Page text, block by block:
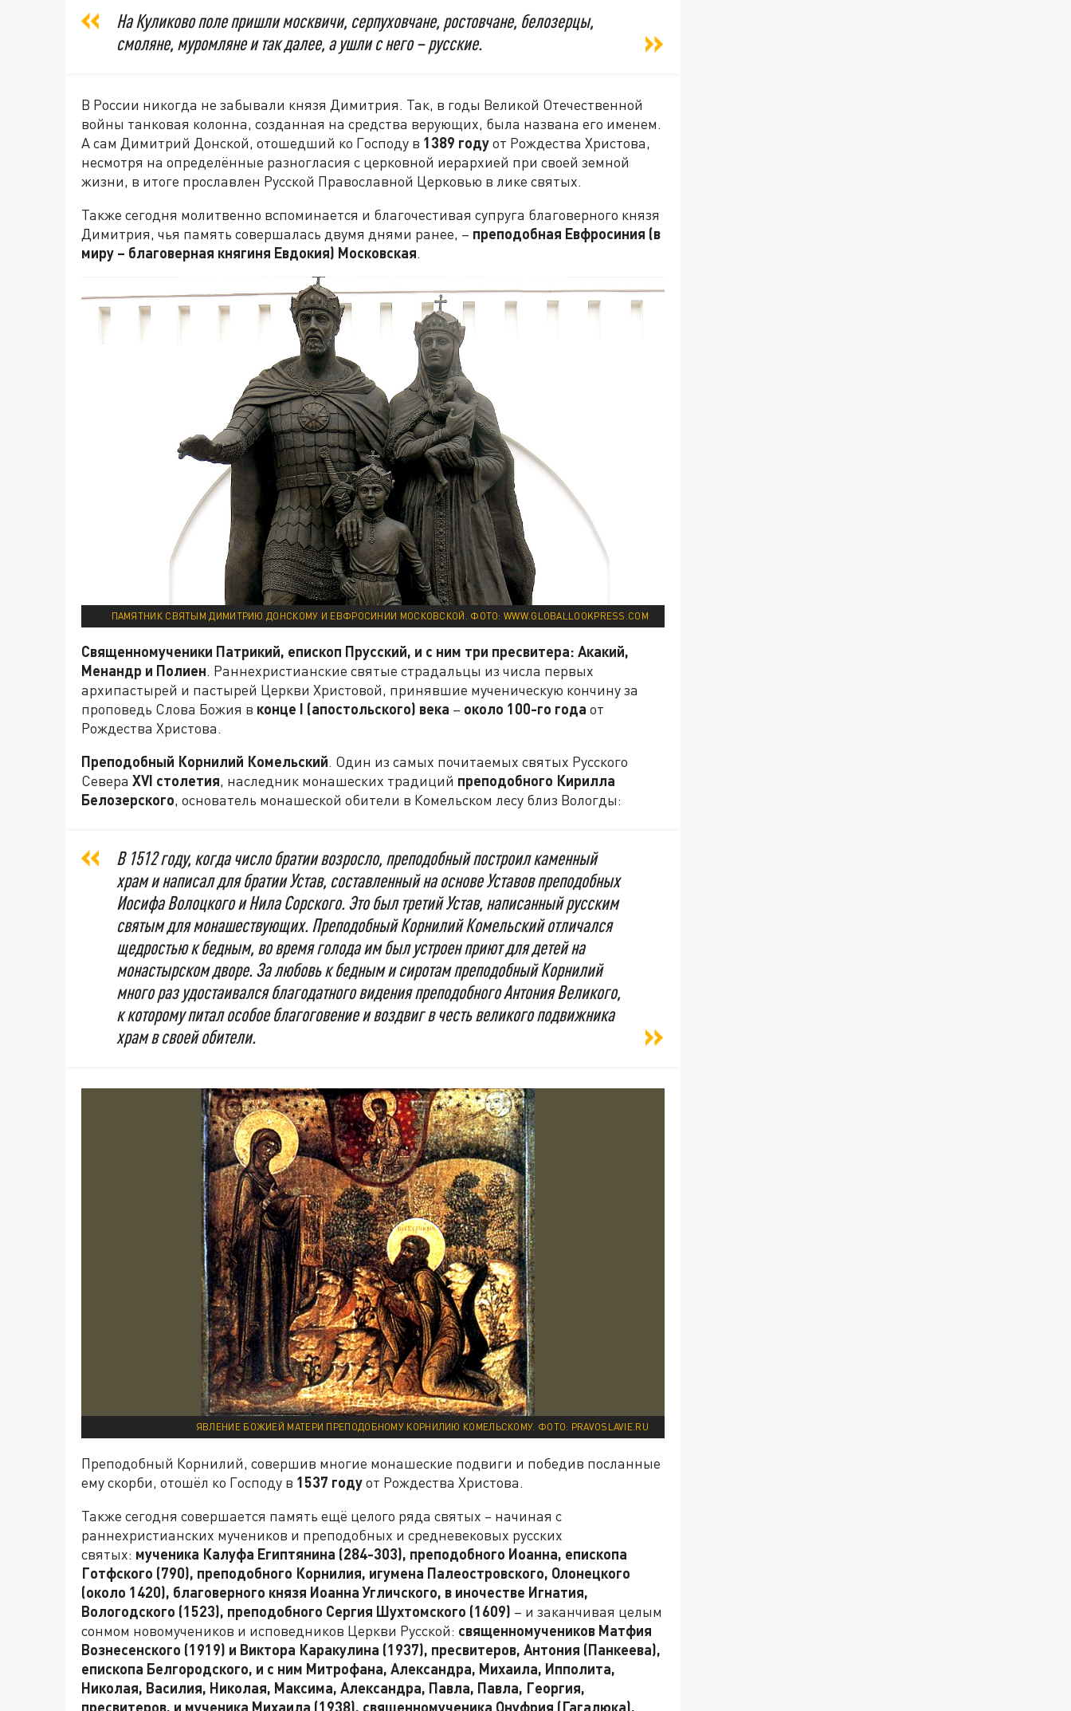
На Куликово поле пришли москвичи, серпуховчане, ростовчане, белозерцы,
смоляне, муромляне и так далее, а ушли с него – русские.
В России никогда не забывали князя Димитрия. Так, в годы Великой Отечественной
войны танковая колонна, созданная на средства верующих, была названа его именем.
А сам Димитрий Донской, отошедший ко Господу в 1389 годуот Рождества Христова,
несмотря на определённые разногласия с церковной иерархией при своей земной
жизни, в итоге прославлен Русской Православной Церковью в лике святых.
Также сегодня молитвенно вспоминается и благочестивая супруга благоверного князя
Димитрия, чья память совершалась двумя днями ранее, – преподобная Евфросиния (в
миру – благоверная княгиня Евдокия) Московская.
ПАМЯТНИК СВЯТЫМ ДИМИТРИЮ ДОНСКОМУ И ЕВФРОСИНИИ МОСКОВСКОЙ. ФОТО: WWW.GLOBALLOOKPRESS.COM
Священномученики Патрикий, епископ Прусский, и с ним три пресвитера: Акакий,
Менандр и Полиен. Раннехристианские святые страдальцы из числа первых
архипастырей и пастырей Церкви Христовой, принявшие мученическую кончину за
проповедь Слова Божия в конце I (апостольского) века – около 100-го года от
Рождества Христова.
Преподобный Корнилий Комельский. Один из самых почитаемых святых Русского
Севера XVI столетия, наследник монашеских традиций преподобного Кирилла
Белозерского, основатель монашеской обители в Комельском лесу близ Вологды:
В 1512 году, когда число братии возросло, преподобный построил каменный
храм и написал для братии Устав, составленный на основе Уставов преподобных
Иосифа Волоцкого и Нила Сорского. Это был третий Устав, написанный русским
святым для монашествующих. Преподобный Корнилий Комельский отличался
щедростью к бедным, во время голода им был устроен приют для детей на
монастырском дворе. За любовь к бедным и сиротам преподобный Корнилий
много раз удостаивался благодатного видения преподобного Антония Великого,
к которому питал особое благоговение и воздвиг в честь великого подвижника
храм в своей обители.
ЯВЛЕНИЕ БОЖИЕЙ МАТЕРИ ПРЕПОДОБНОМУ КОРНИЛИЮ КОМЕЛЬСКОМУ. ФОТО: PRAVOSLAVIE.RU
Преподобный Корнилий, совершив многие монашеские подвиги и победив посланные
ему скорби, отошёл ко Господу в 1537 годуот Рождества Христова.
Также сегодня совершается память ещё целого ряда святых – начиная с
раннехристианских мучеников и преподобных и средневековых русских
святых: мученика Калуфа Египтянина (284-303), преподобного Иоанна, епископа
Готфского (790), преподобного Корнилия, игумена Палеостровского, Олонецкого
(около 1420), благоверного князя Иоанна Угличского, в иночестве Игнатия,
Вологодского (1523), преподобного Сергия Шухтомского (1609) – и заканчивая целым
сонмом новомучеников и исповедников Церкви Русской: священномучеников Матфия
Вознесенского (1919) и Виктора Каракулина (1937), пресвитеров, Антония (Панкеева),
епископа Белгородского, и с ним Митрофана, Александра, Михаила, Ипполита,
Николая, Василия, Николая, Максима, Александра, Павла, Павла, Георгия,
пресвитеров, и мученика Михаила (1938), священномученика Онуфрия (Гагалюка),